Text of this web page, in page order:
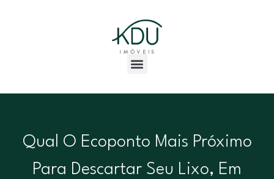
Qual O Ecoponto Mais Próximo
Para Descartar Seu Lixo, Em